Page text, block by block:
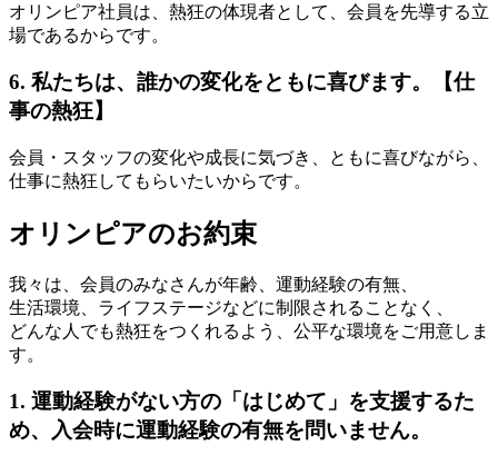
オリンピア社員は、熱狂の体現者として、会員を先導する立
場であるからです。
6. 私たちは、誰かの変化をともに喜びます。【仕
事の熱狂】
会員・スタッフの変化や成長に気づき、ともに喜びながら、
仕事に熱狂してもらいたいからです。
オリンピアのお約束
我々は、会員のみなさんが年齢、運動経験の有無、
生活環境、ライフステージなどに制限されることなく、
どんな人でも熱狂をつくれるよう、公平な環境をご用意しま
す。
1. 運動経験がない方の「はじめて」を支援するた
め、入会時に運動経験の有無を問いません。